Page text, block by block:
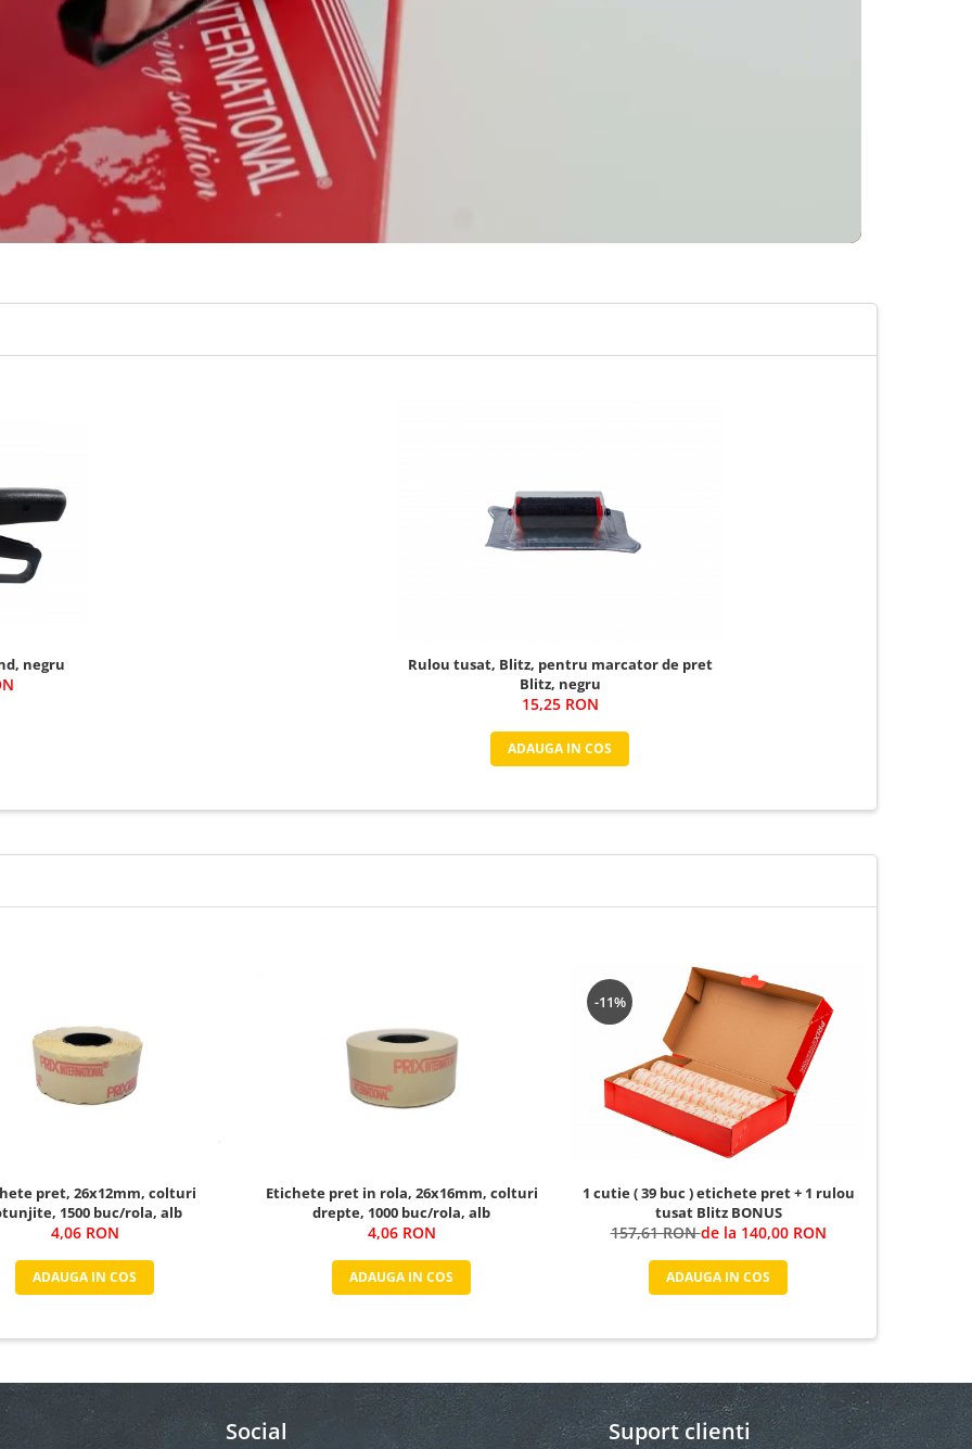
negru
Rulou tusat, Blitz, pentru marcator de pret
Blitz, negru
15,25 RON
ADAUGA IN COS
pret, 26x12mm, colturi
1500 buc/rola, alb
4,06 RON
ADAUGA IN COS
Etichete pret in rola, 26x16mm, colturi
drepte, 1000 buc/rola, alb
4,06 RON
ADAUGA IN COS
-11%
1 cutie ( 39 buc ) etichete pret + 1 rulou
tusat Blitz BONUS
157,61 RONde la 140,00 RON
ADAUGA IN COS
Social Suport clienti